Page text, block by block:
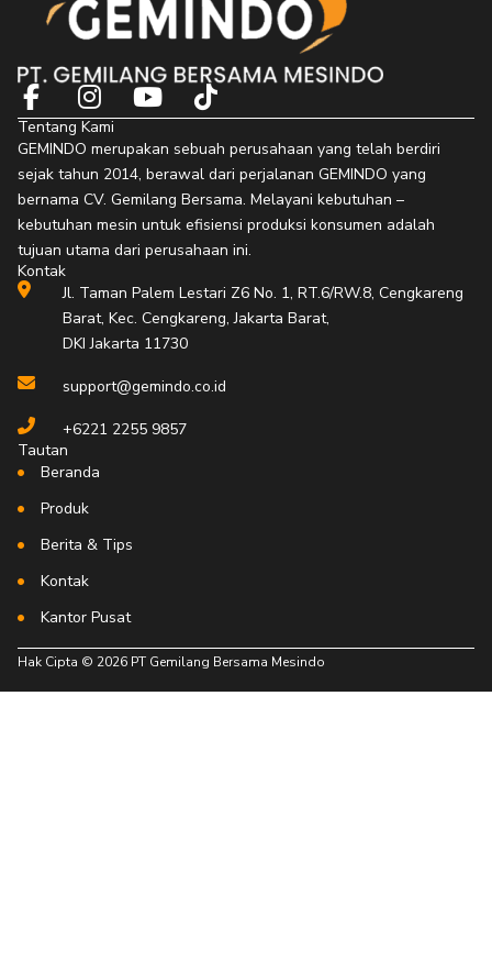
F
a
c
e
b
o
o
k
I
n
s
t
a
g
r
a
m
Y
o
u
t
u
b
e
T
i
k
t
o
k
Tentang Kami
GEMINDO merupakan sebuah perusahaan yang telah berdiri
sejak tahun 2014, berawal dari perjalanan GEMINDO yang
bernama CV. Gemilang Bersama. Melayani kebutuhan –
kebutuhan mesin untuk efisiensi produksi konsumen adalah
tujuan utama dari perusahaan ini.
Kontak
Jl. Taman Palem Lestari Z6 No. 1, RT.6/RW.8, Cengkareng
Barat, Kec. Cengkareng, Jakarta Barat,
DKI Jakarta 11730
support@gemindo.co.id
+6221 2255 9857
Tautan
Beranda
Produk
Berita & Tips
Kontak
Kantor Pusat
Hak Cipta © 2026 PT Gemilang Bersama Mesindo